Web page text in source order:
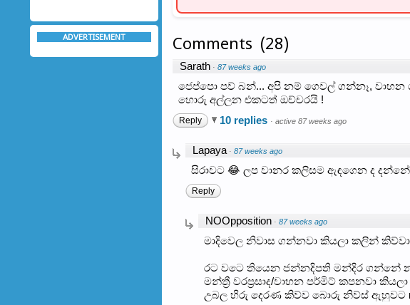
ADVERTISEMENT Comments (28)
Sarath · 87 weeks ago
ජෙප්පො පව් බන්... අපි නම් ගෙවල් ගන්නෑ,
හොරු අල්ලන එකටත් ඔච්චරයි !
Reply 10 replies · active 87 weeks ago
Lapaya · 87 weeks ago
සිරාවට 😂 ලප වානර කලිසම ඇඳගෙන ද
Reply
NOOpposition · 87 weeks ago
මාදිවෙල නිවාස ගන්නවා කියලා කලින්
රට වටෙ තියෙන ජන්නදිපති මන්දිර ගන්නේ
මන්ත්‍රී වරප්‍රසාද/වාහන පර්මිට් කපනවා කියලා
උබල හිරු දෙරණ කිව්ව බොරු නිව්ස් ඇහුවට